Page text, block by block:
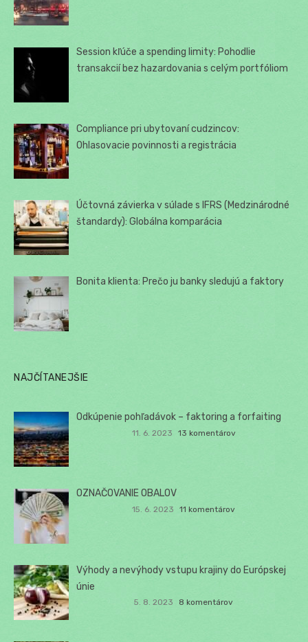
Session kľúče a spending limity: Pohodlie
transakcií bez hazardovania s celým portfóliom
Compliance pri ubytovaní cudzincov:
Ohlasovacie povinnosti a registrácia
Účtovná závierka v súlade s IFRS (Medzinárodné
štandardy): Globálna komparácia
Bonita klienta: Prečo ju banky sledujú a faktory
NAJČÍTANEJŠIE
Odkúpenie pohľadávok – faktoring a forfaiting
11. 6. 2023 13 komentárov
OZNAČOVANIE OBALOV
15. 6. 2023 11 komentárov
Výhody a nevýhody vstupu krajiny do Európskej
únie
5. 8. 2023 8 komentárov